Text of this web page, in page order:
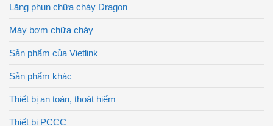
Lăng phun chữa cháy Dragon
Máy bơm chữa cháy
Sản phẩm của Vietlink
Sản phẩm khác
Thiết bị an toàn, thoát hiểm
Thiết bị PCCC